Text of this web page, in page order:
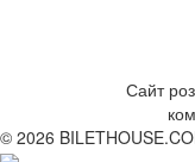
Сайт
© 2026